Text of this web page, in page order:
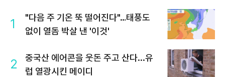
1
"다음 주 기온 뚝 떨어진다"…태풍도
없이 열돔 박살 낸 '이것'
2
중국산 에어콘을 웃돈 주고 산다...유
럽 열광시킨 메이디